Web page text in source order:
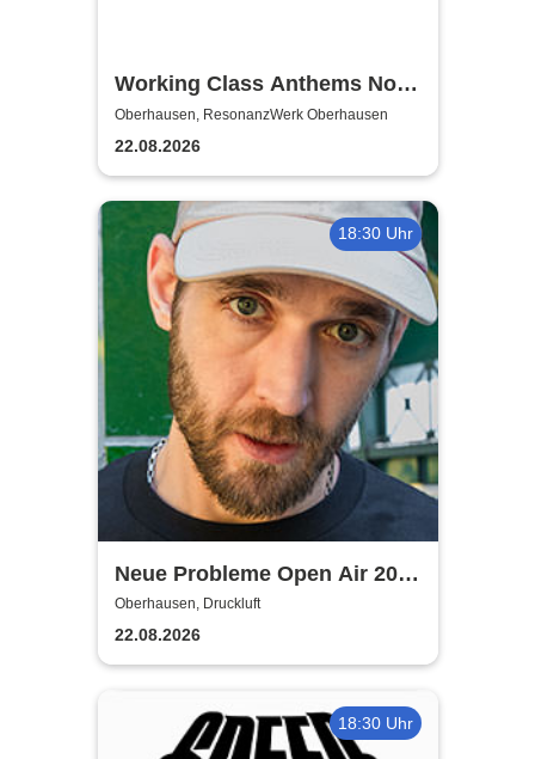
Working Class Anthems No.1
| ResonanzWerk Oberhausen
Oberhausen, ResonanzWerk Oberhausen
22.08.2026
18:30 Uhr
Neue Probleme Open Air 2026
- Crystal F + Special Guests
Oberhausen, Druckluft
22.08.2026
18:30 Uhr